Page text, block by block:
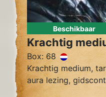
Beschikbaar
Krachtig
Box: 68
Krachtig medium,
aura lezing,